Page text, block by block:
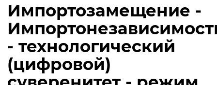
Импортозамещение -
- технологический
(цифровой)